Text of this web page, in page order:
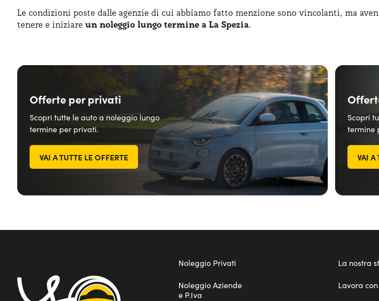
Le condizioni poste dalle agenzie di cui abbiamo fatto menzione sono vincolanti, ma
tenere e iniziare un noleggio lungo termine a La Spezia.
Offerte per privati
Scopri tutte le auto a noleggio lungo
termine per privati.
VAI A TUTTE LE OFFERTE
Scopri
termine
VAI A
Noleggio Privati
Noleggio Aziende
e P.Iva
La nostra
Lavora